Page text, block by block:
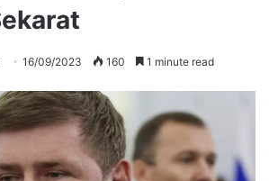
16/09/2023 160 1 minute read